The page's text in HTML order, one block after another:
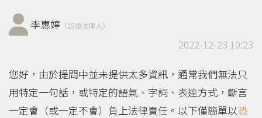
李惠婷 （認證法律人）
2022-12-23 10:23
您好，由於提問中並未提供太多資訊，通常我們無法只
用特定一句話，或特定的語氣、字詞、表達方式，斷言
一定會（或一定不會）負上法律責任。以下僅簡單以恐